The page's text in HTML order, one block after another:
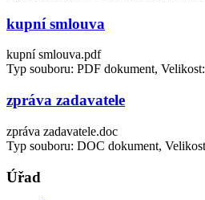
kupní smlouva
kupní smlouva.pdf
Typ souboru: PDF dokument,
zpráva zadavatele
zpráva zadavatele.doc
Typ souboru: DOC dokument,
Úřad